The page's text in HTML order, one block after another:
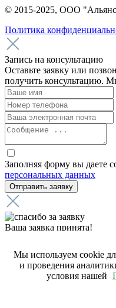
© 2015-2025, ООО
Политика
Запись на консультацию
Оставьте заявку или
получить консультацию.
Заполняя форму вы даете
персональных данных
Ваша заявка принята!
Мы получили вашу заявку
Ваша заявка по какой-то
Мы используем cookie
и проведения
условия нашей